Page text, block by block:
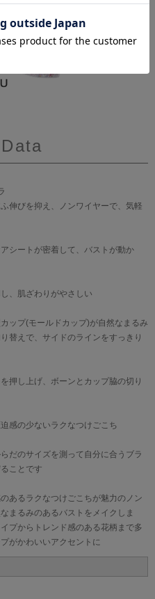
伸びを抑え、ノンワイヤーで、気軽
シートが密着して、バストが動か
、肌ざわりがやさしい
ップ(モールドカップ)が自然なまるみ
替えで、サイドのラインをすっきり
押し上げ、ボーンとカップ脇の切り
感の少ないラクなつけごこち
だのサイズを測って自分に合うブラ
ことです
あるラクなつけごこちが魅力のノン
まるみのあるバストをメイクしま
プからトレンド感のある花柄まで多
がかわいいアクセントに